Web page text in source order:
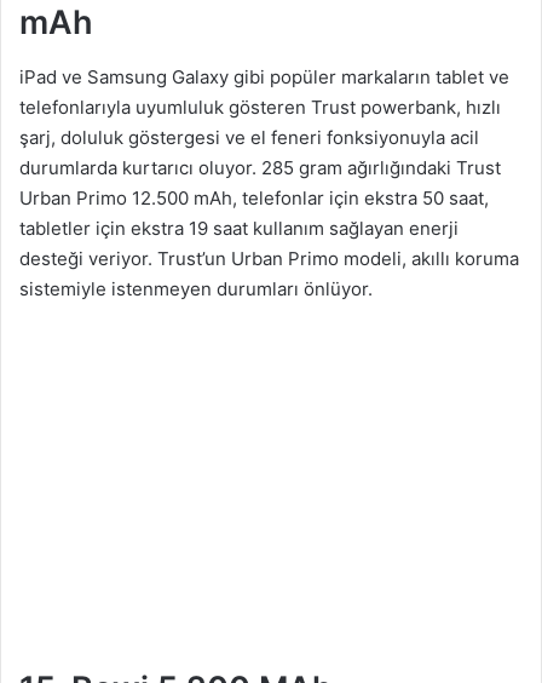
mAh
iPad ve Samsung Galaxy gibi popüler markaların tablet ve
telefonlarıyla uyumluluk gösteren Trust powerbank, hızlı
şarj, doluluk göstergesi ve el feneri fonksiyonuyla acil
durumlarda kurtarıcı oluyor. 285 gram ağırlığındaki Trust
Urban Primo 12.500 mAh, telefonlar için ekstra 50 saat,
tabletler için ekstra 19 saat kullanım sağlayan enerji
desteği veriyor. Trust’un Urban Primo modeli, akıllı koruma
sistemiyle istenmeyen durumları önlüyor.